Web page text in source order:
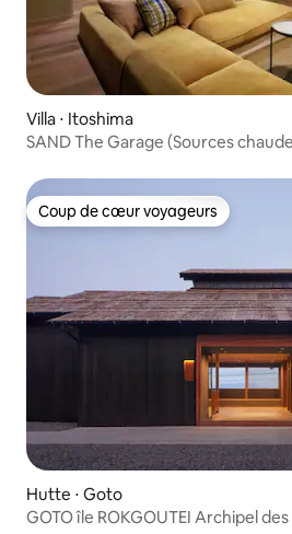
Villa ⋅ Itoshima
SAND The Garage (Sources
Coup de cœur voyageurs
Coup de cœur voyageurs
Hutte ⋅ Goto
GOTO île ROKGOUTEI Archipel